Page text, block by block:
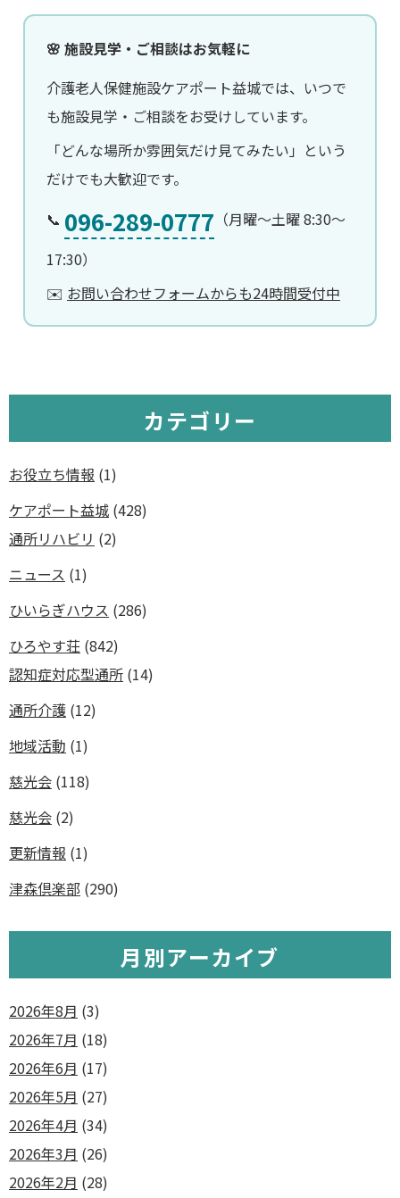
🌸 施設見学・ご相談はお気軽に
介護老人保健施設ケアポート益城では、いつで
も施設見学・ご相談をお受けしています。
「どんな場所か雰囲気だけ見てみたい」という
だけでも大歓迎です。
📞 096-289-0777 （月曜〜土曜 8:30〜
17:30）
✉️ お問い合わせフォームからも24時間受付中
カテゴリー
お役立ち情報 (1)
ケアポート益城 (428)
通所リハビリ (2)
ニュース (1)
ひいらぎハウス (286)
ひろやす荘 (842)
認知症対応型通所 (14)
通所介護 (12)
地域活動 (1)
慈光会 (118)
慈光会 (2)
更新情報 (1)
津森倶楽部 (290)
月別アーカイブ
2026年8月 (3)
2026年7月 (18)
2026年6月 (17)
2026年5月 (27)
2026年4月 (34)
2026年3月 (26)
2026年2月 (28)